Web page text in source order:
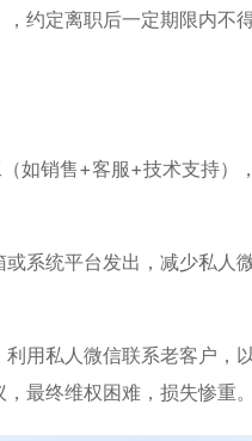
约定离职后一定期限内不
如销售+客服+技术支持）
系统平台发出，减少私人
用私人微信联系老客户，
最终维权困难，损失惨重。